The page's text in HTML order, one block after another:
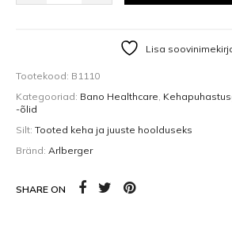
Lisa
Tootekood: B1110
Kategooriad: Bano Healthcare,
-õlid
Silt: Tooted keha ja juuste hoolduseks
Bränd: Arlberger
SHARE ON